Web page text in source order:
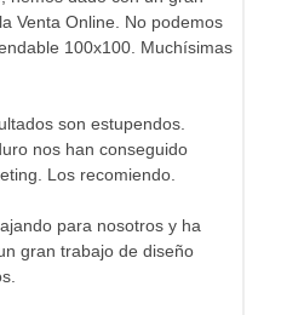
Venta Online. No podemos
100x100. Muchísimas
son estupendos.
nos han conseguido
Los recomiendo.
para nosotros y ha
gran trabajo de diseño